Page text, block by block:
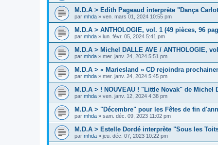
M.D.A > Edith Pageaud interprète "Dança
par mhda » ven. mars 01, 2024 10:55 pm
M.D.A > ANTHOLOGIE, vol. 1 (49 pièces, 96
par mhda » lun. févr. 05, 2024 5:41 pm
M.D.A > Michel DALLE AVE / ANTHOLOGIE,
par mhda » mer. janv. 24, 2024 5:51 pm
M.D.A > « Mariesland » CD rejoindra
par mhda » mer. janv. 24, 2024 5:45 pm
M.D.A > ! NOUVEAU ! "Little Novak" de Michel
par mhda » ven. janv. 12, 2024 4:38 pm
M.D.A > "Décembre" pour les Fêtes de fin
par mhda » sam. déc. 09, 2023 11:02 pm
M.D.A > Estelle Dordé interprète "Sous les
par mhda » jeu. déc. 07, 2023 10:22 pm